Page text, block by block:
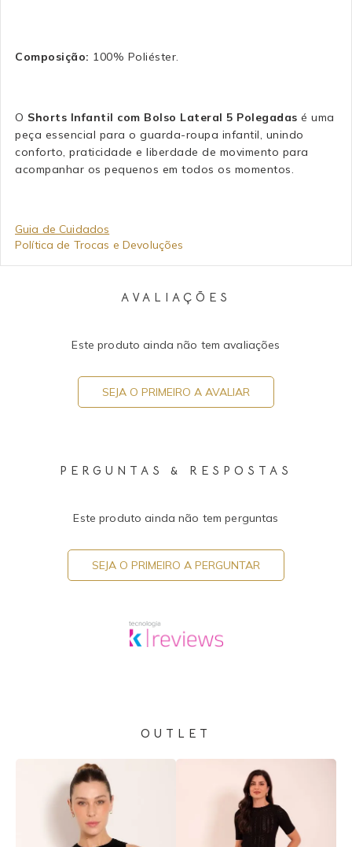
Composição: 100% Poliéster.
O Shorts Infantil com Bolso Lateral 5 Polegadas é uma
peça essencial para o guarda-roupa infantil, unindo
conforto, praticidade e liberdade de movimento para
acompanhar os pequenos em todos os momentos.
Guia de Cuidados
Política de Trocas e Devoluções
AVALIAÇÕES
Este produto ainda não tem avaliações
SEJA O PRIMEIRO A AVALIAR
PERGUNTAS & RESPOSTAS
Este produto ainda não tem perguntas
SEJA O PRIMEIRO A PERGUNTAR
OUTLET